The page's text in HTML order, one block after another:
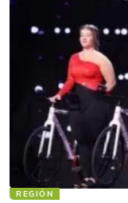
REGIÓN